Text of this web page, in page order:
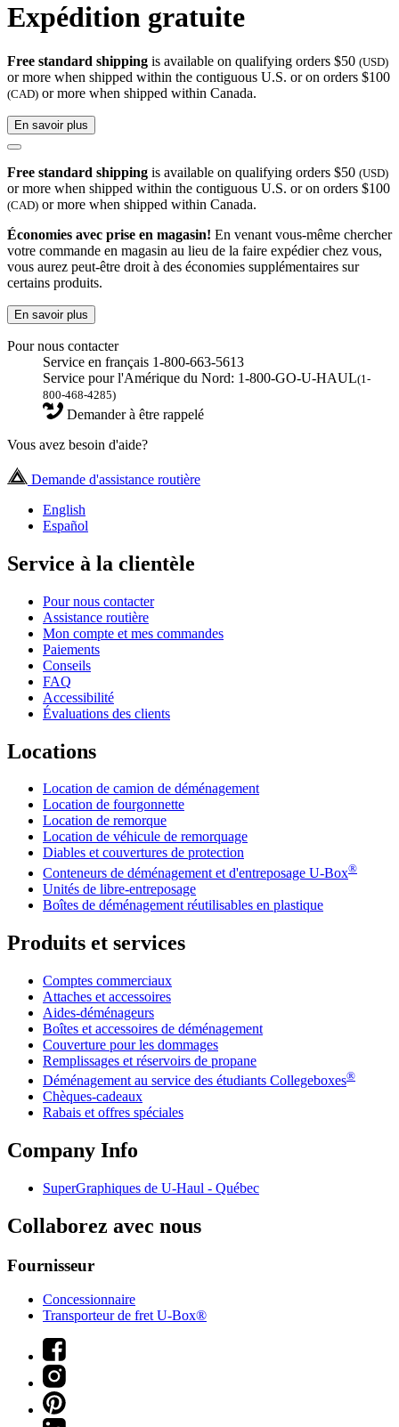
Expédition gratuite
Free standard shipping is available on qualifying orders $50 (USD)
or more when shipped within the contiguous U.S. or on orders $100
(CAD) or more when shipped within Canada.
En savoir plus
Free standard shipping is available on qualifying orders $50 (USD)
or more when shipped within the contiguous U.S. or on orders $100
(CAD) or more when shipped within Canada.
Économies avec prise en magasin! En venant vous-même chercher
votre commande en magasin au lieu de la faire expédier chez vous,
vous aurez peut-être droit à des économies supplémentaires sur
certains produits.
En savoir plus
Pour nous contacter
Service en français 1-800-663-5613
Service pour l'Amérique du Nord: 1-800-GO-U-HAUL(1-
800-468-4285)
Demander à être rappelé
Vous avez besoin d'aide?
Demande d'assistance routière
English
Español
Service à la clientèle
Pour nous contacter
Assistance routière
Mon compte et mes commandes
Paiements
Conseils
FAQ
Accessibilité
Évaluations des clients
Locations
Location de camion de déménagement
Location de fourgonnette
Location de remorque
Location de véhicule de remorquage
Diables et couvertures de protection
Conteneurs de déménagement et d'entreposage U-Box®
Unités de libre-entreposage
Boîtes de déménagement réutilisables en plastique
Produits et services
Comptes commerciaux
Attaches et accessoires
Aides-déménageurs
Boîtes et accessoires de déménagement
Couverture pour les dommages
Remplissages et réservoirs de propane
Déménagement au service des étudiants Collegeboxes®
Chèques-cadeaux
Rabais et offres spéciales
Company Info
SuperGraphiques de U-Haul - Québec
Collaborez avec nous
Fournisseur
Concessionnaire
Transporteur de fret U-Box®